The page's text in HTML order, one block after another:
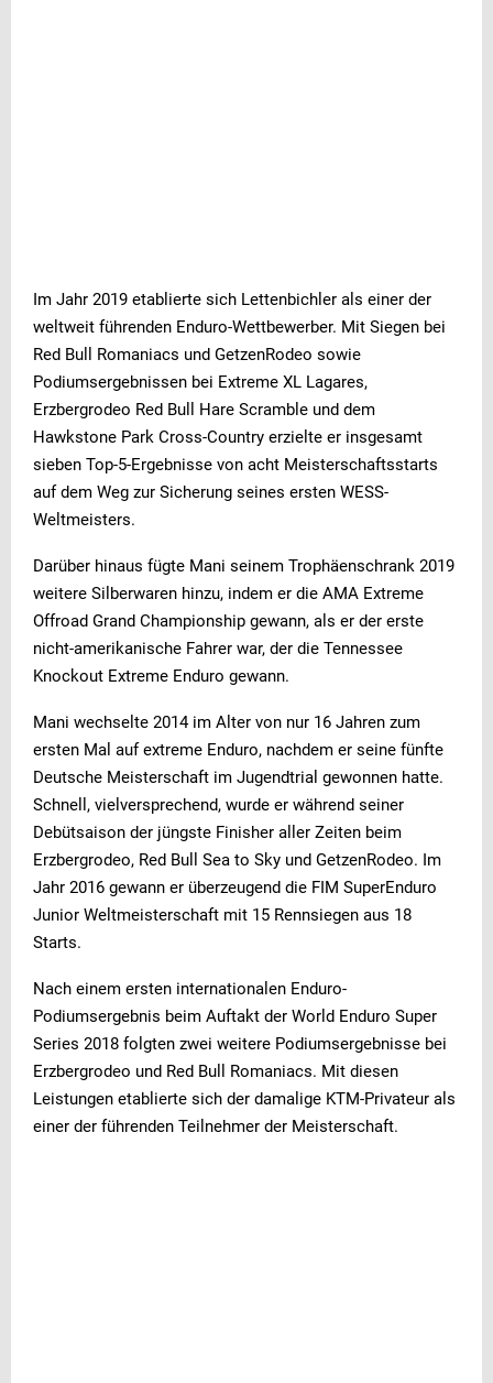
Werbung
Im Jahr 2019 etablierte sich Lettenbichler als einer der
weltweit führenden Enduro-Wettbewerber. Mit Siegen bei
Red Bull Romaniacs und GetzenRodeo sowie
Podiumsergebnissen bei Extreme XL Lagares,
Erzbergrodeo Red Bull Hare Scramble und dem
Hawkstone Park Cross-Country erzielte er insgesamt
sieben Top-5-Ergebnisse von acht Meisterschaftsstarts
auf dem Weg zur Sicherung seines ersten WESS-
Weltmeisters.
Darüber hinaus fügte Mani seinem Trophäenschrank 2019
weitere Silberwaren hinzu, indem er die AMA Extreme
Offroad Grand Championship gewann, als er der erste
nicht-amerikanische Fahrer war, der die Tennessee
Knockout Extreme Enduro gewann.
Mani wechselte 2014 im Alter von nur 16 Jahren zum
ersten Mal auf extreme Enduro, nachdem er seine fünfte
Deutsche Meisterschaft im Jugendtrial gewonnen hatte.
Schnell, vielversprechend, wurde er während seiner
Debütsaison der jüngste Finisher aller Zeiten beim
Erzbergrodeo, Red Bull Sea to Sky und GetzenRodeo. Im
Jahr 2016 gewann er überzeugend die FIM SuperEnduro
Junior Weltmeisterschaft mit 15 Rennsiegen aus 18
Starts.
Nach einem ersten internationalen Enduro-
Podiumsergebnis beim Auftakt der World Enduro Super
Series 2018 folgten zwei weitere Podiumsergebnisse bei
Erzbergrodeo und Red Bull Romaniacs. Mit diesen
Leistungen etablierte sich der damalige KTM-Privateur als
einer der führenden Teilnehmer der Meisterschaft.
Werbung
Werbung